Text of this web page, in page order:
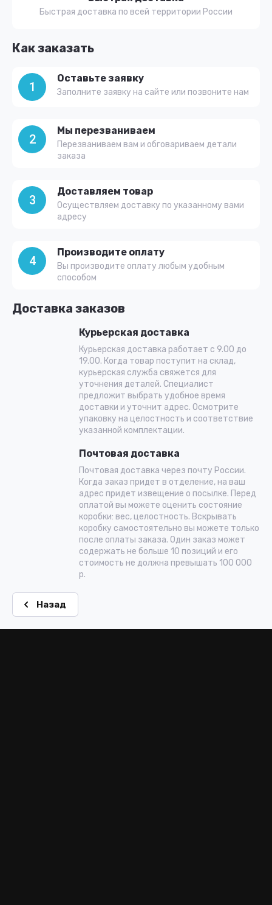
Доставка заказов
Курьерская доставка
Курьерская доставка работает с 9.00 до
19.00. Когда товар поступит на склад,
курьерская служба свяжется для
уточнения деталей. Специалист
предложит выбрать удобное время
доставки и уточнит адрес. Осмотрите
упаковку на целостность и соответствие
указанной комплектации.
Почтовая доставка
Почтовая доставка через почту России.
Когда заказ придет в отделение, на ваш
адрес придет извещение о посылке. Перед
оплатой вы можете оценить состояние
коробки: вес, целостность. Вскрывать
коробку самостоятельно вы можете только
после оплаты заказа. Один заказ может
содержать не больше 10 позиций и его
стоимость не должна превышать 100 000
р.
Как заказать
1
Оставьте заявку
Заполните заявку на сайте или позвоните нам
2
Мы перезваниваем
Перезваниваем вам и обговариваем детали
заказа
3
Доставляем товар
Осуществляем доставку по указанному вами
адресу
4
Производите оплату
Вы производите оплату любым удобным
способом
Быстрая доставка по всей территории России
Назад